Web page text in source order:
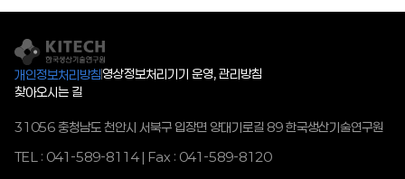
개인정보처리방침영상정보처리기기 운영, 관리방침
찾아오시는 길
31056 충청남도 천안시 서북구 입장면 양대기로길 89 한국생산기술연구원
TEL : 041-589-8114 | Fax : 041-589-8120